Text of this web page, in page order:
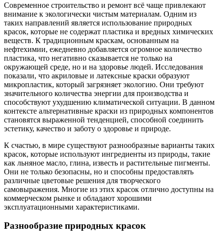
Современное строительство и ремонт всё чаще привлекают
внимание к экологически чистым материалам. Одним из
таких направлений является использование природных
красок, которые не содержат пластика и вредных химических
веществ. К традиционным краскам, основанным на
нефтехимии, ежедневно добавляется огромное количество
пластика, что негативно сказывается не только на
окружающей среде, но и на здоровье людей. Исследования
показали, что акриловые и латексные краски образуют
микропластик, который загрязняет экологию. Они требуют
значительного количества энергии для производства и
способствуют ухудшению климатической ситуации. В данном
контексте альтернативные краски из природных компонентов
становятся выраженной тенденцией, способной соединить
эстетику, качество и заботу о здоровье и природе.
К счастью, в мире существуют разнообразные варианты таких
красок, которые используют ингредиенты из природы, такие
как льняное масло, глина, известь и растительные пигменты.
Они не только безопасны, но и способны предоставлять
различные цветовые решения для творческого
самовыражения. Многие из этих красок отлично доступны на
коммерческом рынке и обладают хорошими
эксплуатационными характеристиками.
Разнообразие природных красок